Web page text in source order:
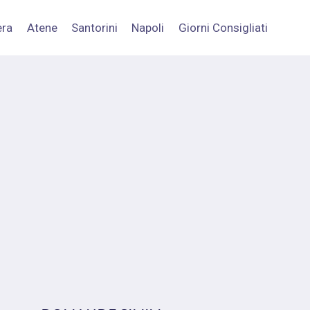
Atene Santorini Napoli Giorni Consigliati